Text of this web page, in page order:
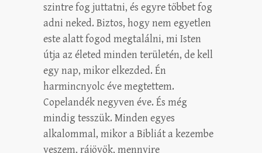
szintre fog juttatni, és egyre többet fog
adni neked. Biztos, hogy nem egyetlen
este alatt fogod megtalálni, mi Isten
útja az életed minden területén, de kell
egy nap, mikor elkezded. Én
harmincnyolc éve megtettem.
Copelandék negyven éve. És még
mindig tesszük. Minden egyes
alkalommal, mikor a Bibliát a kezembe
veszem, rájövök, mennyire